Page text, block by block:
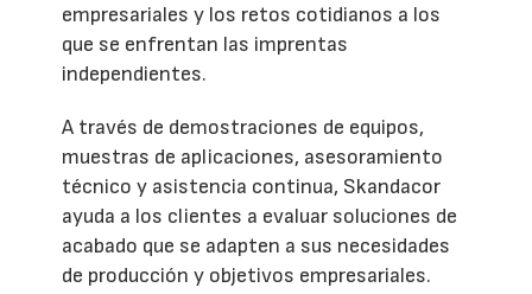
empresariales y los retos cotidianos a los
que se enfrentan las imprentas
independientes.
A través de demostraciones de equipos,
muestras de aplicaciones, asesoramiento
técnico y asistencia continua, Skandacor
ayuda a los clientes a evaluar soluciones de
acabado que se adapten a sus necesidades
de producción y objetivos empresariales.